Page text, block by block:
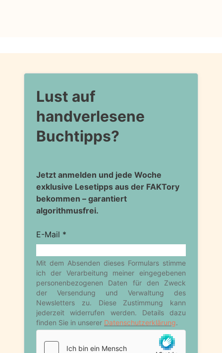
Lust auf
handverlesene
Buchtipps?